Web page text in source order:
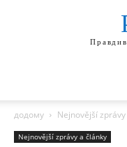
додому Nejnovější
Nejnovější zprávy a články